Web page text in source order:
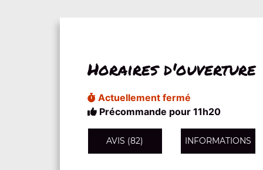
Horaires d'ouverture
Actuellement fermé
Précommande pour 11h20
AVIS (82) INFORMATIONS